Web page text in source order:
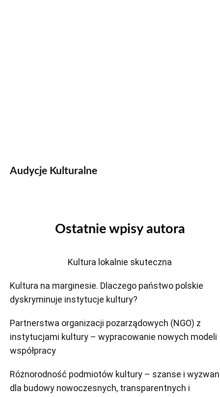
Audycje Kulturalne
Ostatnie wpisy autora
Kultura lokalnie skuteczna
Kultura na marginesie. Dlaczego państwo polskie
dyskryminuje instytucje kultury?
Partnerstwa organizacji pozarządowych (NGO) z
instytucjami kultury – wypracowanie nowych modeli
współpracy
Różnorodność podmiotów kultury – szanse i
dla budowy nowoczesnych, transparentnych i